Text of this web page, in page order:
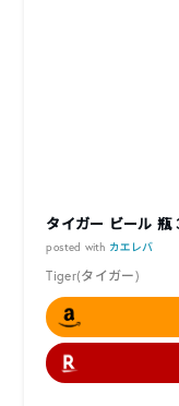
タイガー ビール 瓶
posted with カエレバ
Tiger(タイガー)